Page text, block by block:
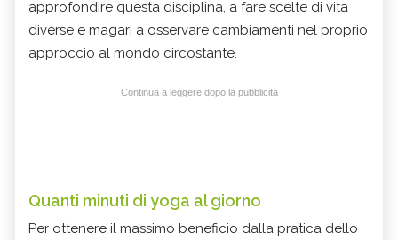
approfondire questa disciplina, a fare scelte di vita
diverse e magari a osservare cambiamenti nel proprio
approccio al mondo circostante.
Continua a leggere dopo la pubblicità
Quanti minuti di yoga al giorno
Per ottenere il massimo beneficio dalla pratica dello